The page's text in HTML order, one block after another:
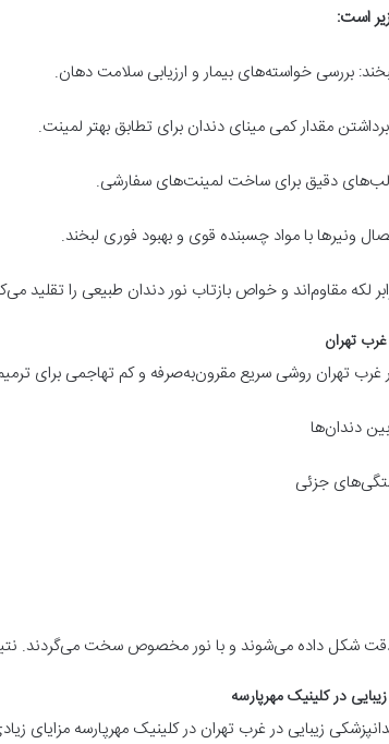
است:
بررسی خواسته‌های بیمار و ارزیابی سلامت دهان.
مقدار کمی مینای دندان برای تطابق بهتر لمینت.
دقیق برای ساخت لمینت‌های سفارشی.
ونیرها با مواد چسبنده قوی و بهبود فوری لبخند.
لکه مقاوم‌اند و خواص بازتاب نور دندان طبیعی را تقلید
تهران
غرب تهران روشی سریع مقرون‌به‌صرفه و کم تهاجمی برای
دندان‌ها
جزئی
دقت شکل داده می‌شوند و با نور مخصوص سخت می‌گردند.
در کلینیک مهرپارسه
زیبایی در غرب تهران در کلینیک مهرپارسه مزایای